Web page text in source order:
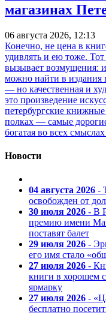
магазинах
06 августа 2026, 12:13
Конечно, не цена в
удивлять и ею тоже. Тот
вызывает возмущения:
можно найти в издания
— но качественная и
это произведение
петербургские
полках — самые
богатая во всех
Новости
04 августа 2026 -
освобожден от
30 июля 2026 - В
премию имени
поставят балет
29 июля 2026 -
его имя стало
27 июля 2026 -
книги в хорошем
ярмарку
27 июля 2026 -
бесплатно